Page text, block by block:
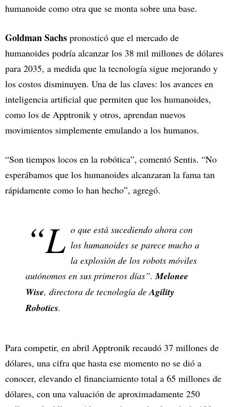
humanoide como otra que se monta sobre una base.
Goldman Sachs pronosticó que el mercado de
humanoides podría alcanzar los 38 mil millones de dólares
para 2035, a medida que la tecnología sigue mejorando y
los costos disminuyen. Una de las claves: los avances en
inteligencia artificial que permiten que los humanoides,
como los de Apptronik y otros, aprendan nuevos
movimientos simplemente emulando a los humanos.
“Son tiempos locos en la robótica”, comentó Sentis. “No
esperábamos que los humanoides alcanzaran la fama tan
rápidamente como lo han hecho”, agregó.
“L o que está sucediendo ahora con
los humanoides se parece mucho a
la explosión de los robots móviles
autónomos en sus primeros días”.Melonee
Wise, directora de tecnología deAgility
Robotics.
Para competir, en abril Apptronik recaudó 37 millones de
dólares, una cifra que hasta ese momento no se dió a
conocer, elevando el financiamiento total a 65 millones de
dólares, con una valuación de aproximadamente 250